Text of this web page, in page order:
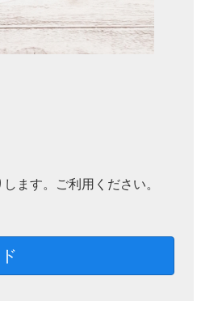
ます。ご利用ください。